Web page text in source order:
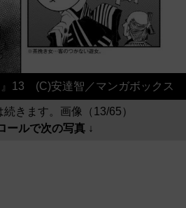
』13 (C)安達智／マンガボックス
きます。画像（13/65）
ールで次の写真 ↓